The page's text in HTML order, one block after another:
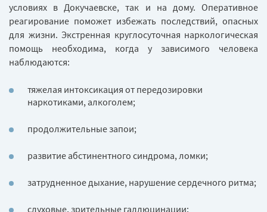
условиях в Докучаевске, так и на дому. Оперативное
реагирование поможет избежать последствий, опасных
для жизни. Экстренная круглосуточная наркологическая
помощь необходима, когда у зависимого человека
наблюдаются:
тяжелая интоксикация от передозировки
наркотиками, алкоголем;
продолжительные запои;
развитие абстинентного синдрома, ломки;
затрудненное дыхание, нарушение сердечного ритма;
слуховые, зрительные галлюцинации;